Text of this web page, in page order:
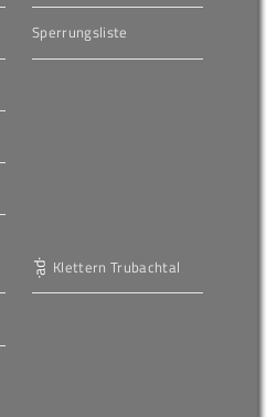
Sperrungsliste
Klettern Trubachtal